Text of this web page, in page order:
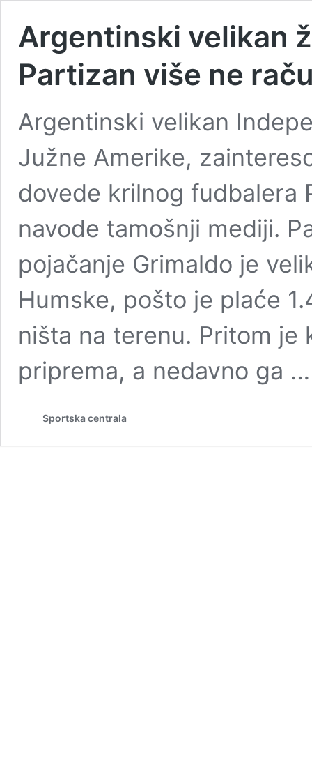
Argentinski velikan
Partizan više ne
Argentinski velikan
Južne Amerike,
dovede krilnog fudbalera
navode tamošnji mediji.
pojačanje Grimaldo je
Humske, pošto je plaće
ništa na terenu. Pritom je
priprema, a nedavno ga
Sportska centrala